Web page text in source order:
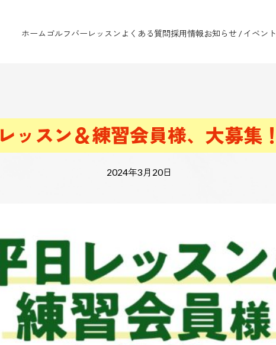
ホーム ゴルフバー レッスン よくある質問採用情報お知らせ / イベント
レッスン＆練習会員様、大募集！
2024年3月20日